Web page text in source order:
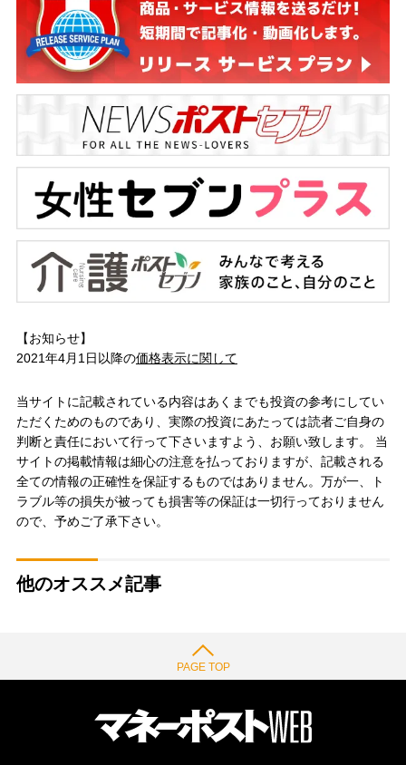
【お知らせ】
2021年4月1日以降の価格表示に関して
当サイトに記載されている内容はあくまでも投資の参考にしてい
ただくためのものであり、実際の投資にあたっては読者ご自身の
判断と責任において行って下さいますよう、お願い致します。 当
サイトの掲載情報は細心の注意を払っておりますが、記載される
全ての情報の正確性を保証するものではありません。万が一、ト
ラブル等の損失が被っても損害等の保証は一切行っておりません
ので、予めご了承下さい。
他のオススメ記事
PAGE TOP